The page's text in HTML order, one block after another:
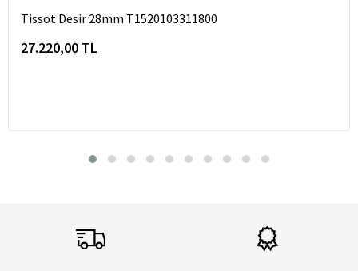
Tissot Desir 28mm T1520103311800
27.220,00 TL